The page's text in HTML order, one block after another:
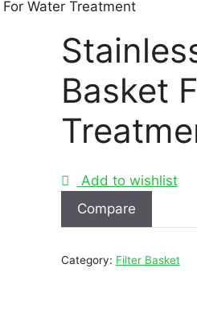
Water Treatment
Basket
Add to wishlist
Compare
Category: Filter Basket